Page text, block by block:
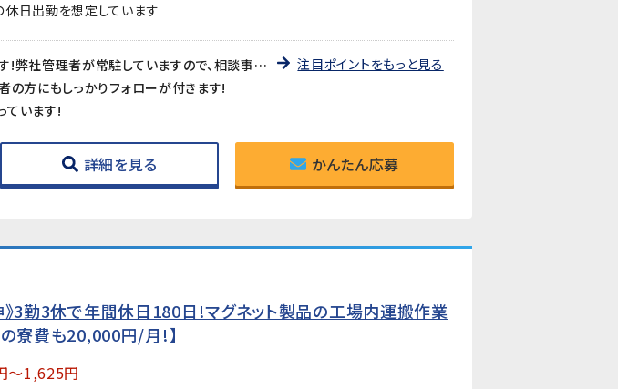
日出勤を想定しています
未経験者大歓迎!7割以上の方が未経験からスタートし、活躍されています!弊社管理者が常駐していますので、相談事などもし易い環境です
の方にもしっかりフォローが付きます!
ています!
注目ポイントをもっと見る
詳細を見る かんたん応募
》3勤3休で年間休日180日!マグネット製品の工場内運搬作業
寮費も20,000円/月!】
～1,625円